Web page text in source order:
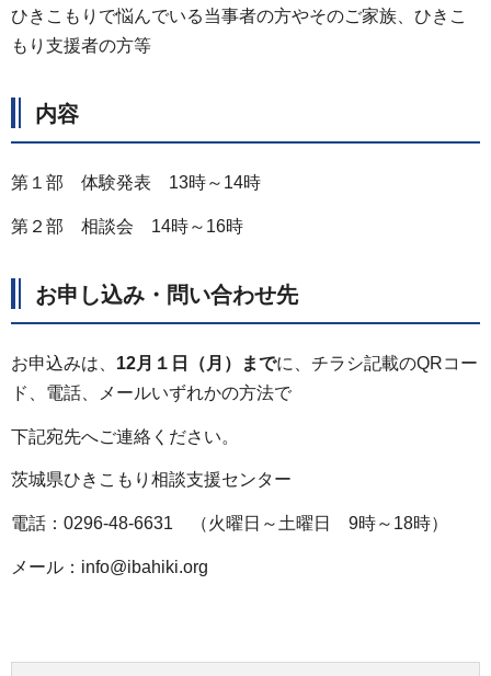
ひきこもりで悩んでいる当事者の方やそのご家族、ひきこ
もり支援者の方等
内容
第１部 体験発表 13時～14時
第２部 相談会 14時～16時
お申し込み・問い合わせ先
お申込みは、 12月１日（月）までに、チラシ記載のQRコー
ド、電話、メールいずれかの方法で
下記宛先へご連絡ください。
茨城県ひきこもり相談支援センター
電話：0296-48-6631 （火曜日～土曜日 9時～18時）
メール：info@ibahiki.org